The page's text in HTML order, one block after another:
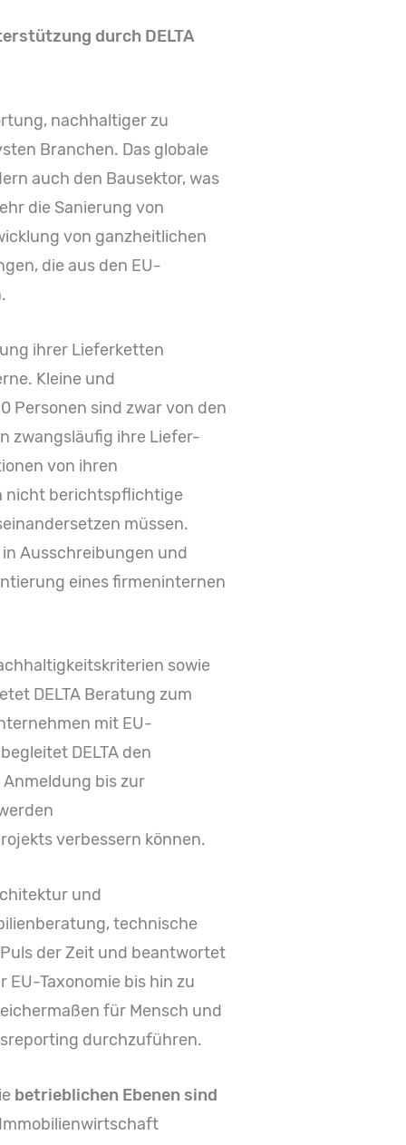
durch DELTA
nachhaltiger zu
Branchen. Das globale
auch den Bausektor, was
die Sanierung von
von ganzheitlichen
die aus den EU-
ihrer Lieferketten
Kleine und
Personen sind zwar von den
zwangsläufig ihre Liefer-
von ihren
nicht berichtspflichtige
müssen.
Ausschreibungen und
eines firmeninternen
sowie
DELTA Beratung zum
mit EU-
DELTA den
bis zur
verbessern können.
und
technische
der Zeit und beantwortet
Taxonomie bis hin zu
für Mensch und
durchzuführen.
betrieblichen Ebenen sind